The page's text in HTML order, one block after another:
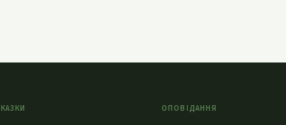
КАЗКИ ОПОВІДАННЯ